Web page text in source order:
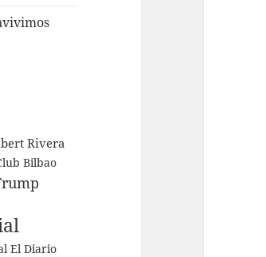
Rivera
Bilbao
El Diario